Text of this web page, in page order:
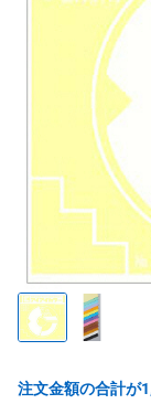
注文金額の合計が